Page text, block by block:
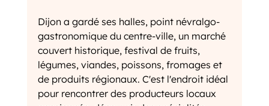
Dijon a gardé ses halles, point névralgo-
gastronomique du centre-ville, un marché
couvert historique, festival de fruits,
légumes, viandes, poissons, fromages et
de produits régionaux. C'est l'endroit idéal
pour rencontrer des producteurs locaux